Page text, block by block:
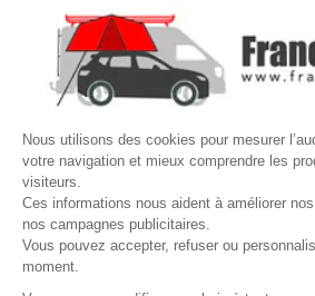
Nous utilisons des cookies pour mesurer
votre navigation et mieux comprendre les
visiteurs.
Ces informations nous aident à améliorer
nos campagnes publicitaires.
Vous pouvez accepter, refuser ou
moment.
VOTRE COMPTE
Site protégé par reCAPTCHA.
LETTRE